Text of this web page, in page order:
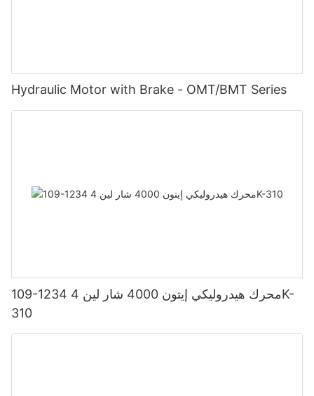
Hydraulic Motor with Brake - OMT/BMT Series
109-1234 محرك هيدروليكي إيتون 4000 شار لين 4K-
310